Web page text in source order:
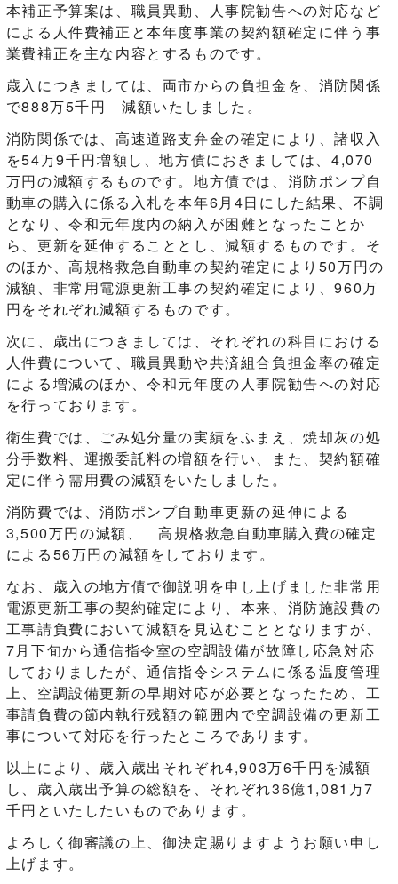
本補正予算案は、職員異動、人事院勧告への対応など
による人件費補正と本年度事業の契約額確定に伴う事
業費補正を主な内容とするものです。
歳入につきましては、両市からの負担金を、消防関係
で888万5千円 減額いたしました。
消防関係では、高速道路支弁金の確定により、諸収入
を54万9千円増額し、地方債におきましては、4,070
万円の減額するものです。地方債では、消防ポンプ自
動車の購入に係る入札を本年6月4日にした結果、不調
となり、令和元年度内の納入が困難となったことか
ら、更新を延伸することとし、減額するものです。そ
のほか、高規格救急自動車の契約確定により50万円の
減額、非常用電源更新工事の契約確定により、960万
円をそれぞれ減額するものです。
次に、歳出につきましては、それぞれの科目における
人件費について、職員異動や共済組合負担金率の確定
による増減のほか、令和元年度の人事院勧告への対応
を行っております。
衛生費では、ごみ処分量の実績をふまえ、焼却灰の処
分手数料、運搬委託料の増額を行い、また、契約額確
定に伴う需用費の減額をいたしました。
消防費では、消防ポンプ自動車更新の延伸による
3,500万円の減額、 高規格救急自動車購入費の確定
による56万円の減額をしております。
なお、歳入の地方債で御説明を申し上げました非常用
電源更新工事の契約確定により、本来、消防施設費の
工事請負費において減額を見込むこととなりますが、
7月下旬から通信指令室の空調設備が故障し応急対応
しておりましたが、通信指令システムに係る温度管理
上、空調設備更新の早期対応が必要となったため、工
事請負費の節内執行残額の範囲内で空調設備の更新工
事について対応を行ったところであります。
以上により、歳入歳出それぞれ4,903万6千円を減額
し、歳入歳出予算の総額を、それぞれ36億1,081万7
千円といたしたいものであります。
よろしく御審議の上、御決定賜りますようお願い申し
上げます。